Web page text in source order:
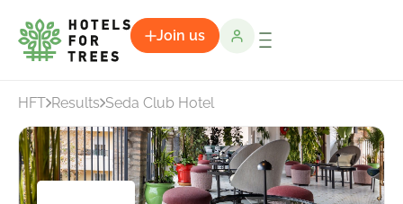
Join us
HFT Results Seda Club Hotel